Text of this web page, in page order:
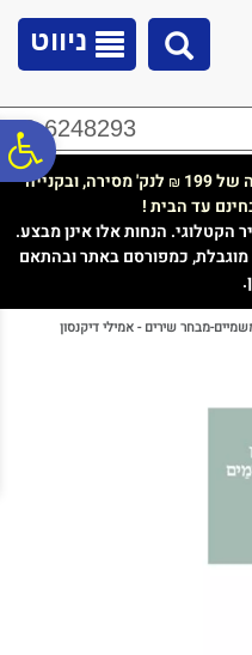
ניווט
02-6248293
199
₪ לנק' מסירה, ובקנייה
עד הבית !
הקטלוגי. הנחות אלו אינן מבצע.
כמפורסם באתר ובהתאם
מבחר שירים - אמילי דיקנסון